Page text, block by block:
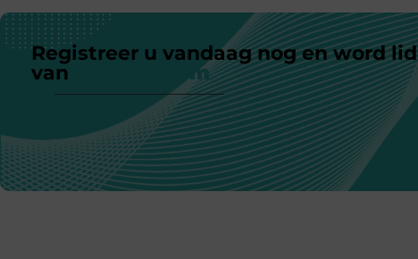
Registreer u vandaag nog en word lid
van
ons platform